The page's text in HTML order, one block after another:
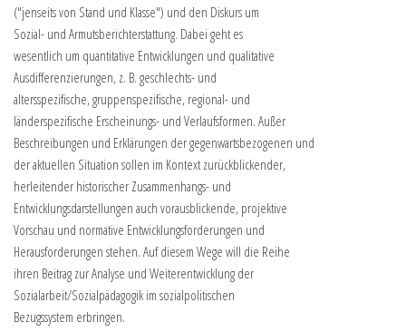
("jenseits von Stand und Klasse") und den Diskurs um
Sozial- und Armutsberichterstattung. Dabei geht es
wesentlich um quantitative Entwicklungen und qualitative
Ausdifferenzierungen, z. B. geschlechts- und
altersspezifische, gruppenspezifische, regional- und
länderspezifische Erscheinungs- und Verlaufsformen. Außer
Beschreibungen und Erklärungen der gegenwartsbezogenen und
der aktuellen Situation sollen im Kontext zurückblickender,
herleitender historischer Zusammenhangs- und
Entwicklungsdarstellungen auch vorausblickende, projektive
Vorschau und normative Entwicklungsforderungen und
Herausforderungen stehen. Auf diesem Wege will die Reihe
ihren Beitrag zur Analyse und Weiterentwicklung der
Sozialarbeit/Sozialpädagogik im sozialpolitischen
Bezugssystem erbringen.